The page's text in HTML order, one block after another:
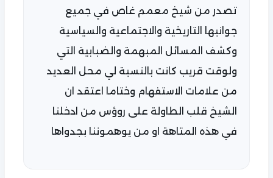
تصدر من شيخ معمم غاص في جميع
جوانبها التاريخية والاجتماعية والسياسية
وكشف المسائل المبهمة والضبابية التي
ولوقت قريب كانت بالنسبة لي محل العديد
من علامات الاستفهام وختاما اعتقد ان
الشيخ قلب الطاولة على روؤس من ادخلنا
في هذه المتاهة او من يوهموننا بجدواها